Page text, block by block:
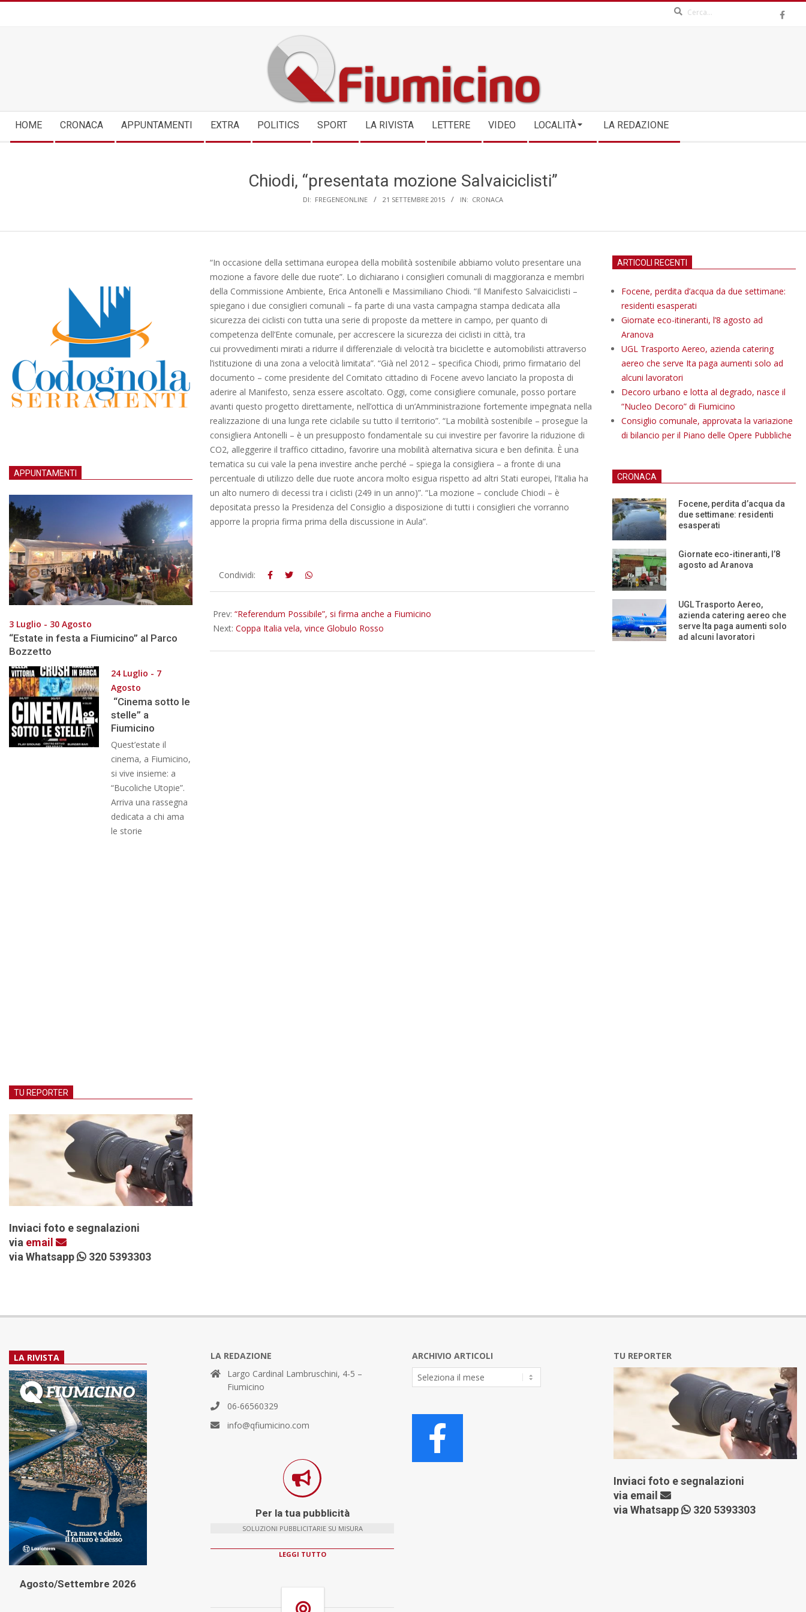
QFIUMICINO.COM
Navigation
Menu
HOME CRONACA APPUNTAMENTI EXTRA POLITICS SPORT LA RIVISTA LETTERE VIDEO LOCALITÀ LA REDAZIONE
Chiodi, “presentata mozione Salvaiciclisti”
DI: FREGENEONLINE 21 SETTEMBRE 2015 IN: CRONACA
“In occasione della settimana europea della mobilità sostenibile abbiamo voluto presentare una
mozione a favore delle due ruote”. Lo dichiarano i consiglieri comunali di maggioranza e membri
della Commissione Ambiente, Erica Antonelli e Massimiliano Chiodi. “Il Manifesto Salvaiciclisti –
spiegano i due consiglieri comunali – fa parte di una vasta campagna stampa dedicata alla
sicurezza dei ciclisti con tutta una serie di proposte da mettere in campo, per quanto di
competenza dell’Ente comunale, per accrescere la sicurezza dei ciclisti in città, tra
cui provvedimenti mirati a ridurre il differenziale di velocità tra biciclette e automobilisti attraverso
l’istituzione di una zona a velocità limitata”. “Già nel 2012 – specifica Chiodi, primo firmatario del
documento – come presidente del Comitato cittadino di Focene avevo lanciato la proposta di
aderire al Manifesto, senza essere ascoltato. Oggi, come consigliere comunale, posso portare
avanti questo progetto direttamente, nell’ottica di un’Amministrazione fortemente impegnata nella
realizzazione di una lunga rete ciclabile su tutto il territorio”. “La mobilità sostenibile – prosegue la
consigliera Antonelli – è un presupposto fondamentale su cui investire per favorire la riduzione di
CO2, alleggerire il traffico cittadino, favorire una mobilità alternativa sicura e ben definita. È una
tematica su cui vale la pena investire anche perché – spiega la consigliera – a fronte di una
percentuale di utilizzo delle due ruote ancora molto esigua rispetto ad altri Stati europei, l’Italia ha
un alto numero di decessi tra i ciclisti (249 in un anno)”. “La mozione – conclude Chiodi – è
depositata presso la Presidenza del Consiglio a disposizione di tutti i consiglieri che vorranno
apporre la propria firma prima della discussione in Aula”.
2015-
09-
Condividi:
Prev: “Referendum Possibile”, si firma anche a Fiumicino
Next: Coppa Italia vela, vince Globulo Rosso
APPUNTAMENTI
3 Luglio - 30 Agosto
“Estate in festa a Fiumicino” al Parco
Bozzetto
24 Luglio - 7
Agosto
“Cinema sotto le
stelle” a
Fiumicino
Quest’estate il
cinema, a Fiumicino,
si vive insieme: a
“Bucoliche Utopie”.
Arriva una rassegna
dedicata a chi ama
le storie
TU REPORTER
Inviaci foto e segnalazioni
via email
via Whatsapp
320 5393303
ARTICOLI RECENTI
Focene, perdita d’acqua da due settimane:
residenti esasperati
Giornate eco-itineranti, l’8 agosto ad
Aranova
UGL Trasporto Aereo, azienda catering
aereo che serve Ita paga aumenti solo ad
alcuni lavoratori
Decoro urbano e lotta al degrado, nasce il
“Nucleo Decoro” di Fiumicino
Consiglio comunale, approvata la variazione
di bilancio per il Piano delle Opere Pubbliche
CRONACA
Focene, perdita d’acqua da
due settimane: residenti
esasperati
Giornate eco-itineranti, l’8
agosto ad Aranova
UGL Trasporto Aereo,
azienda catering aereo che
serve Ita paga aumenti solo
ad alcuni lavoratori
LA RIVISTA
Agosto/Settembre 2026
LA REDAZIONE
Largo Cardinal Lambruschini, 4-5 –
Fiumicino
06-66560329
info@qfiumicino.com
Per la tua pubblicità
SOLUZIONI PUBBLICITARIE SU MISURA
LEGGI TUTTO
ARCHIVIO ARTICOLI
Archivio
Articoli
TU REPORTER
Inviaci foto e segnalazioni
via email
via Whatsapp
320 5393303